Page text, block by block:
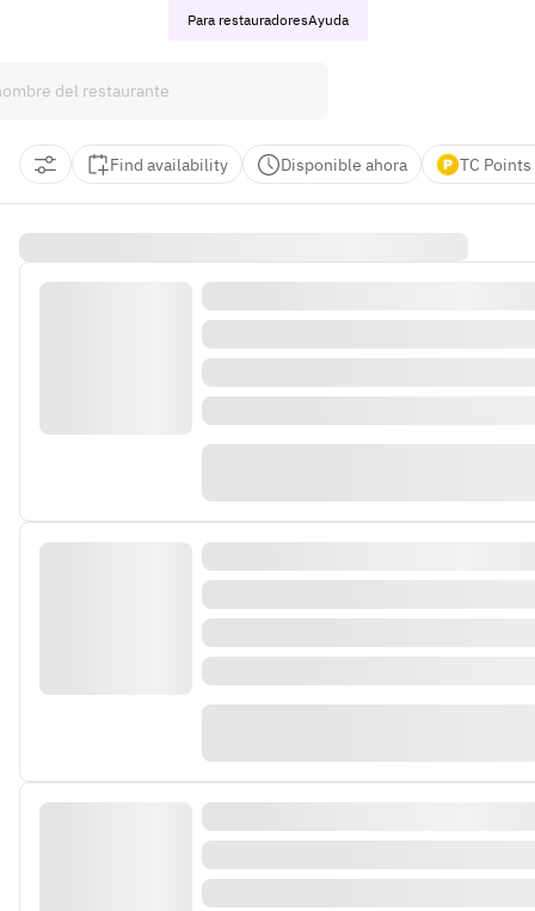
Para restauradoresAyuda
Find availability Disponible ahora TC Points